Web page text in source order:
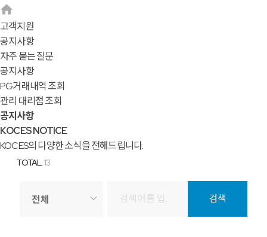
고객지원
공지사항
자주 묻는 질문
공지사항
PG거래내역 조회
관리 대리점 조회
공지사항
KOCES NOTICE
KOCES의 다양한 소식을 전해드립니다.
TOTAL.13